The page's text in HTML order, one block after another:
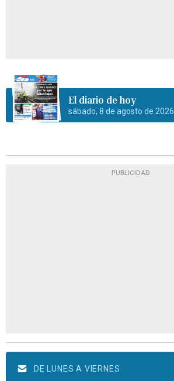
El diario de hoy
sábado, 8 de agosto de 2026
PUBLICIDAD
DE LUNES A VIERNES